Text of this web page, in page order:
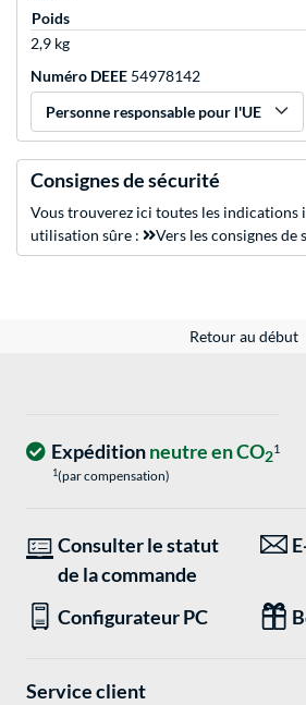
Poids
2,9 kg
Numéro DEEE 54978142
Personne responsable pour l'UE
Consignes de sécurité
Vous trouverez ici toutes les indications
utilisation sûre :
Vers les consignes de
Retour au début
Expéditionneutre en CO21
1(par compensation)
Consulter le statut
de la commande
Configurateur PC
Service client